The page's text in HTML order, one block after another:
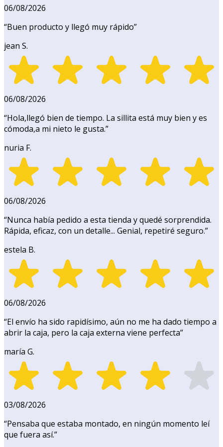
06/08/2026
“Buen producto y llegó muy rápido”
jean S.
06/08/2026
“Hola,llegó bien de tiempo. La sillita está muy bien y es
cómoda,a mi nieto le gusta.”
nuria F.
06/08/2026
“Nunca había pedido a esta tienda y quedé sorprendida.
Rápida, eficaz, con un detalle... Genial, repetiré seguro.”
estela B.
06/08/2026
“El envío ha sido rapidísimo, aún no me ha dado tiempo a
abrir la caja, pero la caja externa viene perfecta”
maría G.
03/08/2026
“Pensaba que estaba montado, en ningún momento leí
que fuera así.”